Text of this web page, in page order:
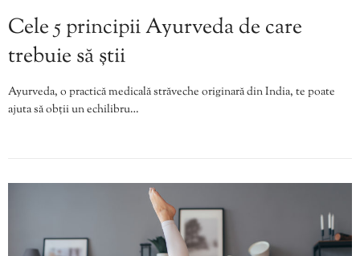
Cele 5 principii Ayurveda de care
trebuie să știi
Ayurveda, o practică medicală străveche originară din India, te poate
ajuta să obții un echilibru…